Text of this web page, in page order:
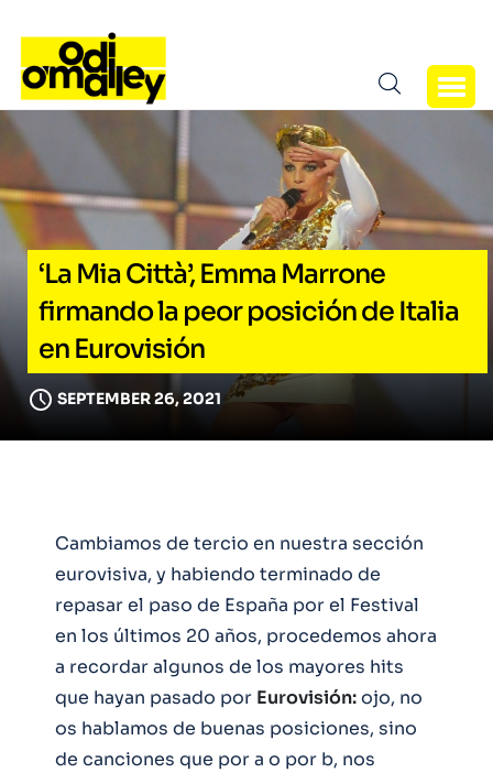
‘La Mia Città’, Emma Marrone
firmando la peor posición de Italia
en Eurovisión
SEPTEMBER 26, 2021
Cambiamos de tercio en nuestra sección
eurovisiva, y habiendo terminado de
repasar el paso de España por el Festival
en los últimos 20 años, procedemos ahora
a recordar algunos de los mayores hits
que hayan pasado por Eurovisión:ojo, no
os hablamos de buenas posiciones, sino
de canciones que por a o por b, nos